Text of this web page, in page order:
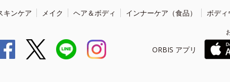
キンケア メイク ヘア＆ボディ インナーケア（食品） ボディ
ORBIS アプリ